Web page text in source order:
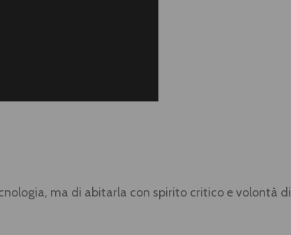
ma di abitarla con spirito critico e volontà di